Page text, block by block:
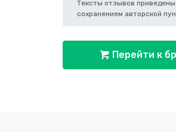
Тексты отзывов
сохранением авторской
Перейти к